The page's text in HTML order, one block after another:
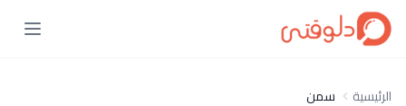
الرئيسية سمن